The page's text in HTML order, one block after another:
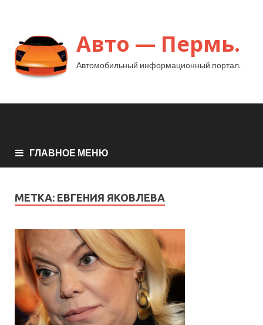
Авто — Пермь.
Автомобильный информационный портал.
ГЛАВНОЕ МЕНЮ
МЕТКА: ЕВГЕНИЯ ЯКОВЛЕВА